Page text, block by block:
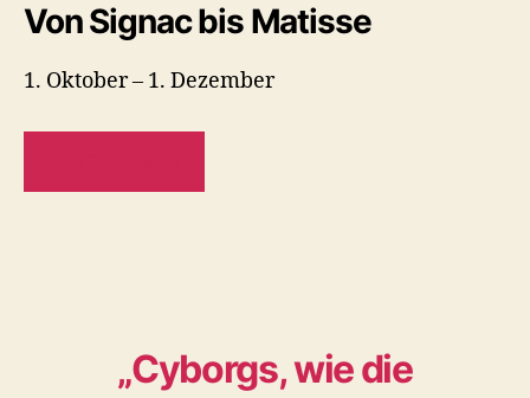
Von Signac bis Matisse
1. Oktober – 1. Dezember
„Cyborgs, wie die